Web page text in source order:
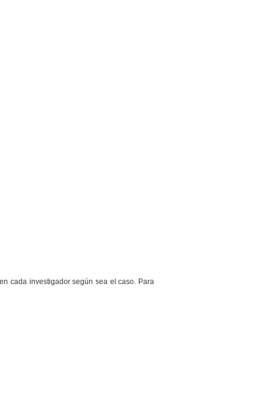
cada investigador según sea el caso. Para